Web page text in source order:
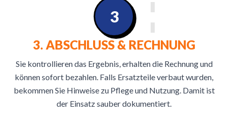
3. ABSCHLUSS & RECHNUNG
Sie kontrollieren das Ergebnis, erhalten die Rechnung und
können sofort bezahlen. Falls Ersatzteile verbaut wurden,
bekommen Sie Hinweise zu Pflege und Nutzung. Damit ist
der Einsatz sauber dokumentiert.
3